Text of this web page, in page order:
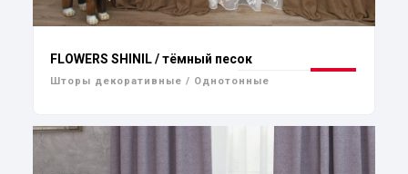
FLOWERS SHINIL / тёмный песок
Шторы декоративные / Однотонные